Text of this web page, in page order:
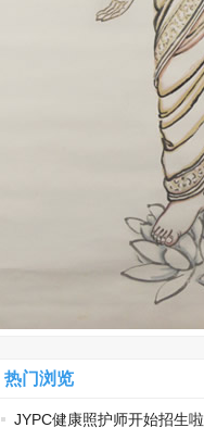
热门浏览
JYPC健康照护师开始招生啦